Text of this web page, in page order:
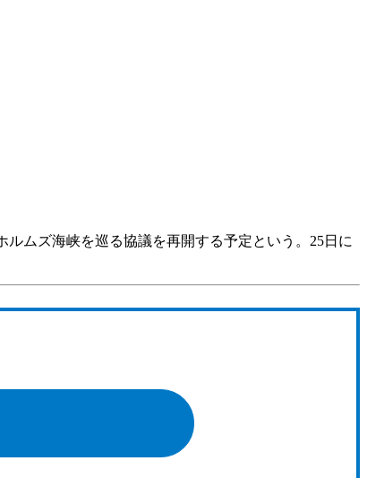
ムズ海峡を巡る協議を再開する予定という。25日に